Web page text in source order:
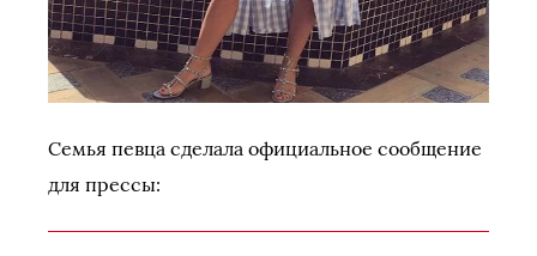
Семья певца сделала официальное сообщение
для прессы: